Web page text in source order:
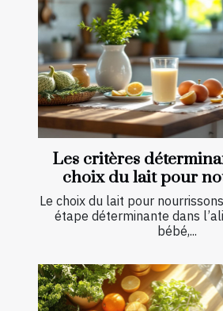
Les critères
choix du lait pour
Le choix du lait pour
étape déterminante dans
bébé,...